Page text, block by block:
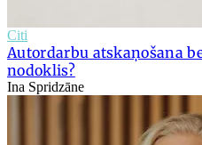
Citi
Autordarbu atskaņošana
nodoklis?
Ina Spridzāne